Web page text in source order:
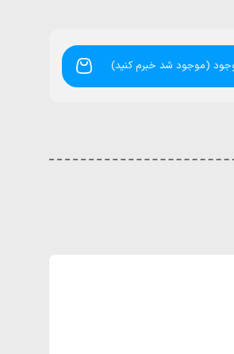
(موجود شد خبرم کنید)